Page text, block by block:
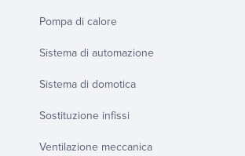
Pompa di calore
Sistema di automazione
Sistema di domotica
Sostituzione infissi
Ventilazione meccanica